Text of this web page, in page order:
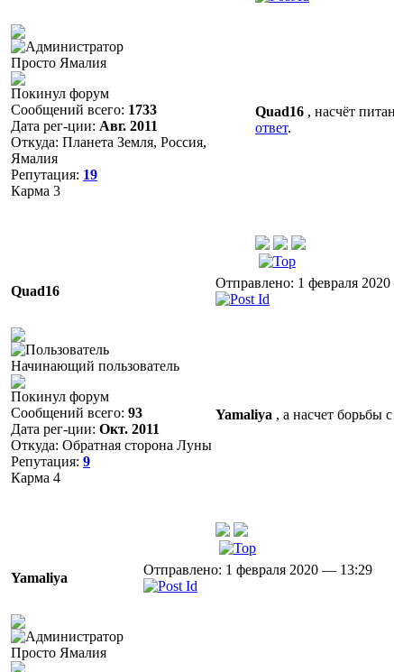
Просто Ямалия
Покинул форум
Сообщений всего: 1733
Дата рег-ции: Авг. 2011
Откуда: Планета Земля, Россия,
Ямалия
Репутация: 19
Карма 3
Quad16 , насчёт
ответ.
Quad16
Отправлено: 1 февраля
Начинающий пользователь
Покинул форум
Сообщений всего: 93
Дата рег-ции: Окт. 2011
Откуда: Обратная сторона Луны
Репутация: 9
Карма 4
Yamaliya , а насчет борьбы
Yamaliya
Отправлено: 1 февраля 2020 — 13:29
Просто Ямалия